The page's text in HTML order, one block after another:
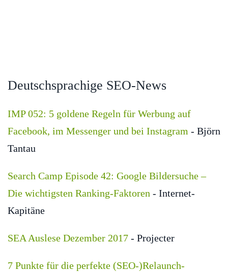
Deutschsprachige SEO-News
IMP 052: 5 goldene Regeln für Werbung auf
Facebook, im Messenger und bei Instagram - Björn
Tantau
Search Camp Episode 42: Google Bildersuche –
Die wichtigsten Ranking-Faktoren - Internet-
Kapitäne
SEA Auslese Dezember 2017 - Projecter
7 Punkte für die perfekte (SEO-)Relaunch-